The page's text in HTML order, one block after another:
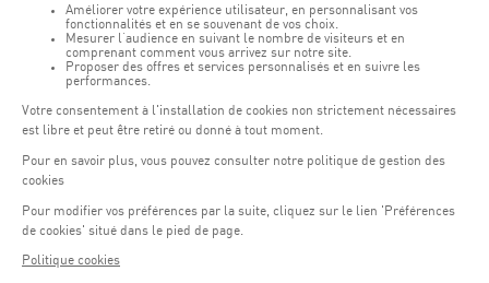
Opening hours of the Coque :
Monday - Friday : 06h30 - 22h00